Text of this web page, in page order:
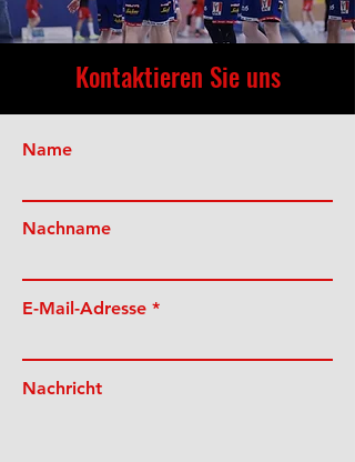
Kontaktieren Sie uns
Name
Nachname
E-Mail-Adresse
Nachricht